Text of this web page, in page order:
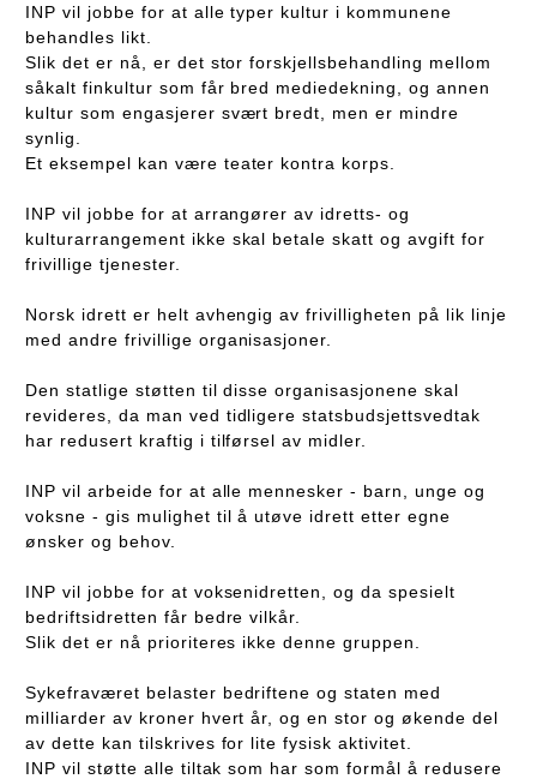
INP vil jobbe for at alle typer kultur i kommunene
behandles likt.
Slik det er nå, er det stor forskjellsbehandling mellom
såkalt finkultur som får bred mediedekning, og annen
kultur som engasjerer svært bredt, men er mindre
synlig.
Et eksempel kan være teater kontra korps.
INP vil jobbe for at arrangører av idretts- og
kulturarrangement ikke skal betale skatt og avgift for
frivillige tjenester.
Norsk idrett er helt avhengig av frivilligheten på lik linje
med andre frivillige organisasjoner.
Den statlige støtten til disse organisasjonene skal
revideres, da man ved tidligere statsbudsjettsvedtak
har redusert kraftig i tilførsel av midler.
INP vil arbeide for at alle mennesker - barn, unge og
voksne - gis mulighet til å utøve idrett etter egne
ønsker og behov.
INP vil jobbe for at voksenidretten, og da spesielt
bedriftsidretten får bedre vilkår.
Slik det er nå prioriteres ikke denne gruppen.
Sykefraværet belaster bedriftene og staten med
milliarder av kroner hvert år, og en stor og økende del
av dette kan tilskrives for lite fysisk aktivitet.
INP vil støtte alle tiltak som har som formål å redusere